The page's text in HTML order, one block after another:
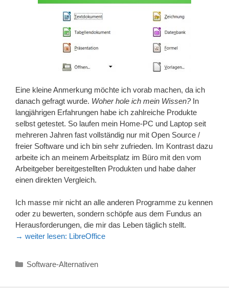
Eine kleine Anmerkung möchte ich vorab machen, da ich
danach gefragt wurde. Woher hole ich mein Wissen?In
langjährigen Erfahrungen habe ich zahlreiche Produkte
selbst getestet. So laufen mein Home-PC und Laptop seit
mehreren Jahren fast vollständig nur mit Open Source /
freier Software und ich bin sehr zufrieden. Im Kontrast dazu
arbeite ich an meinem Arbeitsplatz im Büro mit den vom
Arbeitgeber bereitgestellten Produkten und habe daher
einen direkten Vergleich.
Ich masse mir nicht an alle anderen Programme zu kennen
oder zu bewerten, sondern schöpfe aus dem Fundus an
Herausforderungen, die mir das Leben täglich stellt.
→ weiter lesen: LibreOffice
Kategorien
Software-Alternativen